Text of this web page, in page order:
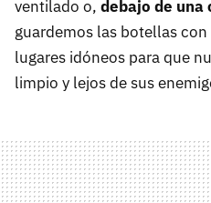
ventilado o, debajo de una
guardemos las botellas
lugares idóneos para que
limpio y lejos de sus